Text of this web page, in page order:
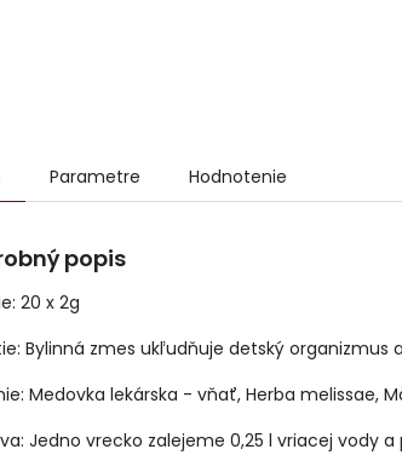
Parametre Hodnotenie
popis
20 x 2g
Bylinná zmes ukľudňuje detský
Medovka lekárska - vňať, Herba melissae,
Jedno vrecko zalejeme 0,25 l vriacej vody